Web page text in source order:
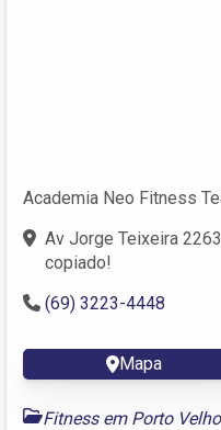
Academia Neo Fitness
Av Jorge Teixeira
copiado!
(69) 3223-4448
Mapa
Fitness em Porto Velho